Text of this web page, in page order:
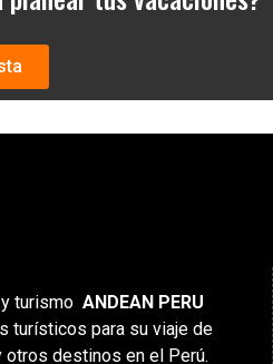
turismo ANDEAN PERU
turísticos para su viaje de
otros destinos en el Perú.